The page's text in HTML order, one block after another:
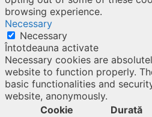
browsing experience.
Necessary
Necessary
Întotdeauna activate
Necessary cookies are
website to function properly.
basic functionalities and
website, anonymously.
Cookie
Durată